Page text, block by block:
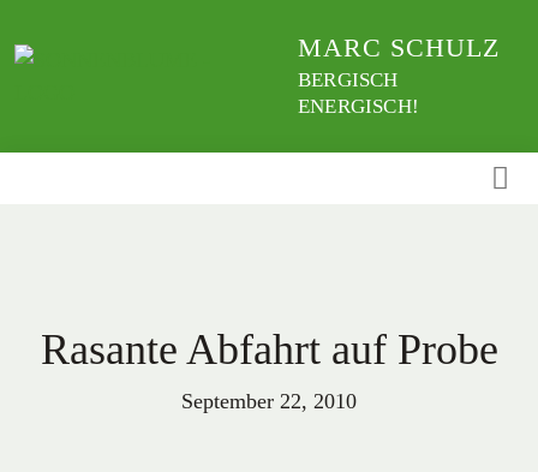
zum
MARC SCHULZ
BERGISCH
ENERGISCH!
Rasante Abfahrt auf Probe
September 22, 2010